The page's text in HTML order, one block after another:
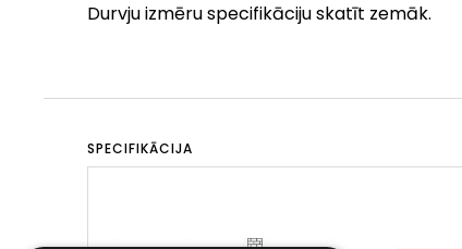
Durvju izmēru specifikāciju skatīt zemāk.
SPECIFIKĀCIJA